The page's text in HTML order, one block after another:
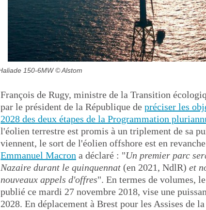
150-6MW © Alstom
François de Rugy, ministre de la Transition
par le président de la République de préciser les
2028 des deux étapes de la Programmation
l'éolien terrestre est promis à un triplement de sa
viennent, le sort de l'éolien offshore est en
Emmanuel Macron a déclaré : "Un premier parc
Nazaire durant le quinquennat (en 2021, NdlR) et
nouveaux appels d'offres". En termes de volumes,
publié ce mardi 27 novembre 2018, vise une
2028. En déplacement à Brest pour les Assises de